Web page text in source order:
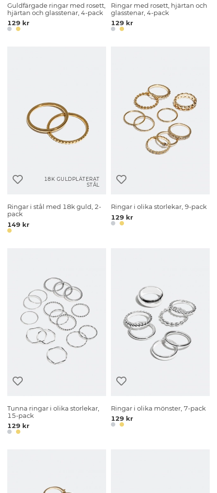
Guldfärgade ringar med rosett,
hjärtan och glasstenar, 4-pack
129 kr
Ringar med rosett, hjärtan och
glasstenar, 4-pack
129 kr
18K GULDPLÄTERAT
STÅL
Ringar i stål med 18k guld, 2-
pack
149 kr
Ringar i olika storlekar, 9-pack
129 kr
Tunna ringar i olika storlekar,
15-pack
129 kr
Ringar i olika mönster, 7-pack
129 kr